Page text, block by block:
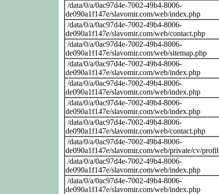
/data/0/a/0ac97d4e-7002-49b4-8006-
de090a1f147e/slavomir.com/web/index.php
/data/0/a/0ac97d4e-7002-49b4-8006-
de090a1f147e/slavomir.com/web/contact.php
/data/0/a/0ac97d4e-7002-49b4-8006-
de090a1f147e/slavomir.com/web/sitemap.php
/data/0/a/0ac97d4e-7002-49b4-8006-
de090a1f147e/slavomir.com/web/index.php
/data/0/a/0ac97d4e-7002-49b4-8006-
de090a1f147e/slavomir.com/web/index.php
/data/0/a/0ac97d4e-7002-49b4-8006-
de090a1f147e/slavomir.com/web/index.php
/data/0/a/0ac97d4e-7002-49b4-8006-
de090a1f147e/slavomir.com/web/contact.php
/data/0/a/0ac97d4e-7002-49b4-8006-
de090a1f147e/slavomir.com/web/private/cv/
/data/0/a/0ac97d4e-7002-49b4-8006-
de090a1f147e/slavomir.com/web/index.php
/data/0/a/0ac97d4e-7002-49b4-8006-
de090a1f147e/slavomir.com/web/index.php